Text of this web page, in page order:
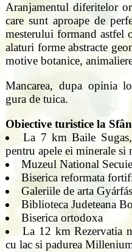
Aranjamentul diferitelor
care sunt aproape de
mesterului formand astfel
alaturi forme abstracte
motive botanice,
Mancarea, dupa opinia
gura de tuica.
Obiective turistice la
La 7 km Baile Sugas,
pentru apele ei minerale si
Muzeul National
Biserica reformata
Galeriile de arta
Biblioteca Judeteana
Biserica ortodoxa
La 12 km Rezervatia
cu lac si padurea